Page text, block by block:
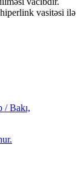
vasitəsi ilə
/ Bakı,